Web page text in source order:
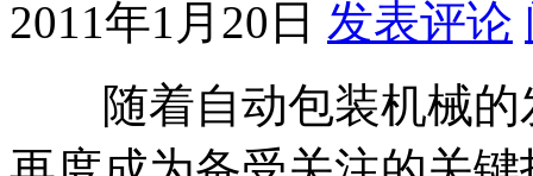
2011年1月20日 发表评论
随着自动包装机械的